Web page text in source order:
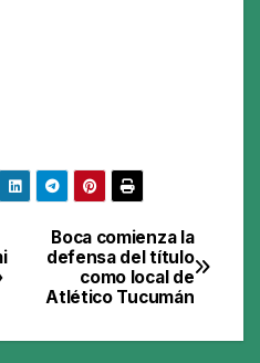
Boca comienza la
defensa del título
como local de
Atlético Tucumán